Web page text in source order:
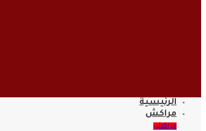
الرئيسية
مراكش
مراكش